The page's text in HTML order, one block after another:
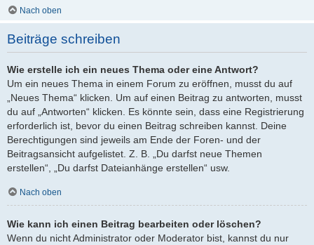
Nach oben
Beiträge schreiben
Wie erstelle ich ein neues Thema oder eine Antwort?
Um ein neues Thema in einem Forum zu eröffnen, musst du auf
„Neues Thema“ klicken. Um auf einen Beitrag zu antworten, musst
du auf „Antworten“ klicken. Es könnte sein, dass eine Registrierung
erforderlich ist, bevor du einen Beitrag schreiben kannst. Deine
Berechtigungen sind jeweils am Ende der Foren- und der
Beitragsansicht aufgelistet. Z. B. „Du darfst neue Themen
erstellen“, „Du darfst Dateianhänge erstellen“ usw.
Nach oben
Wie kann ich einen Beitrag bearbeiten oder löschen?
Wenn du nicht Administrator oder Moderator bist, kannst du nur